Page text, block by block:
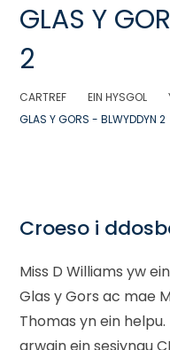
GLAS Y
2
CARTREF EIN HYSGOL
GLAS Y GORS - BLWYDDYN 2
Croeso i
Miss D Williams yw
Glas y Gors ac mae
Thomas yn ein
arwain ein sesiynau